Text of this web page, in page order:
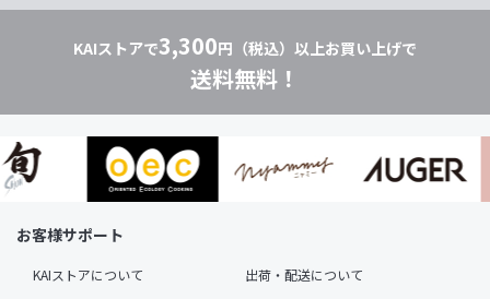
KAIストアで3,300円（税込）以上お買い上げで
送料無料！
お客様サポート
KAIストアについて
出荷・配送について